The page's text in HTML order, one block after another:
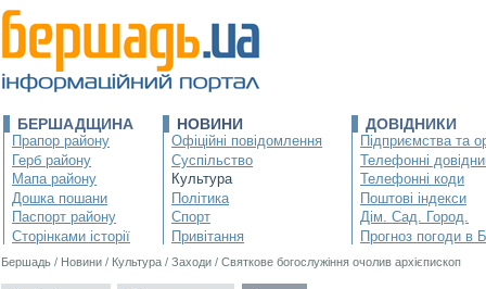
БЕРШАДЩИНА
Прапор району
Герб району
Мапа району
Дошка пошани
Паспорт району
Сторінками історії
НОВИНИ
Офіційні повідомлення
Суспільство
Культура
Політика
Спорт
Привітання
ДОВІДНИКИ
Підприємства та
Телефонні
Телефонні коди
Поштові індекси
Дім. Сад. Город.
Прогноз погоди в
Бершадь / Новини / Культура / Заходи / Святкове богослужіння очолив архієпископ